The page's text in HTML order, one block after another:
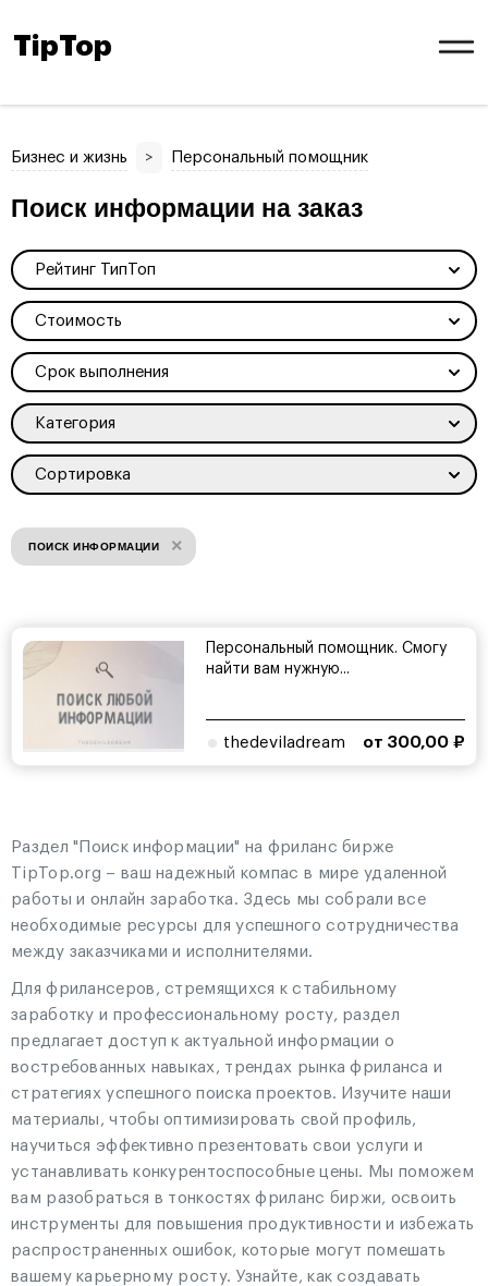
TipTop
Бизнес и жизнь > Персональный помощник
Поиск информации на заказ
Рейтинг ТипТоп
Стоимость
Срок выполнения
Категория
Сортировка
ПОИСК ИНФОРМАЦИИ ×
Персональный помощник. Смогу
найти вам нужную...
thedeviladream от 300,00 ₽
Раздел "Поиск информации" на фриланс бирже
TipTop.org – ваш надежный компас в мире удаленной
работы и онлайн заработка. Здесь мы собрали все
необходимые ресурсы для успешного сотрудничества
между заказчиками и исполнителями.
Для фрилансеров, стремящихся к стабильному
заработку и профессиональному росту, раздел
предлагает доступ к актуальной информации о
востребованных навыках, трендах рынка фриланса и
стратегиях успешного поиска проектов. Изучите наши
материалы, чтобы оптимизировать свой профиль,
научиться эффективно презентовать свои услуги и
устанавливать конкурентоспособные цены. Мы поможем
вам разобраться в тонкостях фриланс биржи, освоить
инструменты для повышения продуктивности и избежать
распространенных ошибок, которые могут помешать
вашему карьерному росту. Узнайте, как создавать